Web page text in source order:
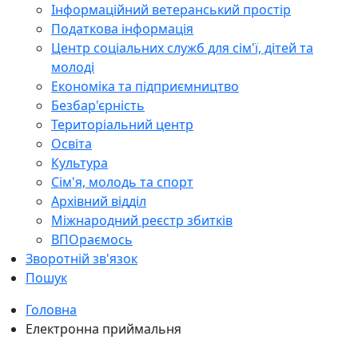
Інформаційний ветеранський простір
Податкова інформація
Центр соціальних служб для сім'ї, дітей та
молоді
Економіка та підприємництво
Безбар'єрність
Територіальний центр
Освіта
Культура
Сім'я, молодь та спорт
Архівний відділ
Міжнародний реєстр збитків
ВПОраємось
Зворотній зв'язок
Пошук
Головна
Електронна приймальня